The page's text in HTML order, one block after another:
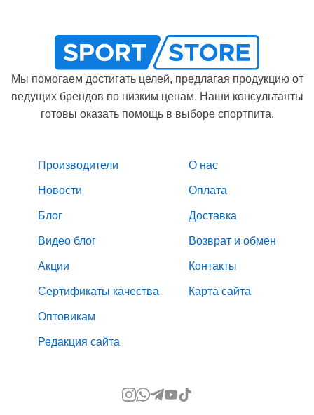
Мы помогаем достигать целей, предлагая продукцию от
ведущих брендов по низким ценам. Наши консультанты
готовы оказать помощь в выборе спортпита.
Производители
Новости
Блог
Видео блог
Акции
Сертификаты качества
Оптовикам
Редакция сайта
О нас
Оплата
Доставка
Возврат и обмен
Контакты
Карта сайта